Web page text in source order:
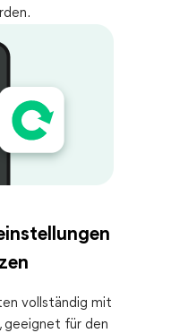
vollständig mit
geeignet für den